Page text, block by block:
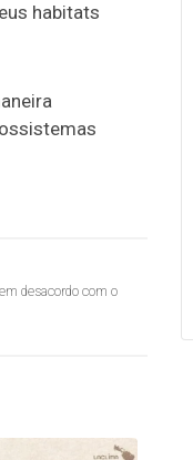
habitats
desacordo com o